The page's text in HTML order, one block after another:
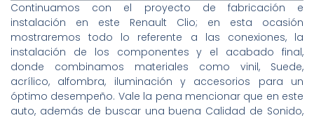
Continuamos con el proyecto de fabricación e
instalación en este Renault Clio; en esta ocasión
mostraremos todo lo referente a las conexiones, la
instalación de los componentes y el acabado final,
donde combinamos materiales como vinil, Suede,
acrílico, alfombra, iluminación y accesorios para un
óptimo desempeño. Vale la pena mencionar que en este
auto, además de buscar una buena Calidad de Sonido,